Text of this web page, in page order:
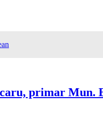
primar Mun.